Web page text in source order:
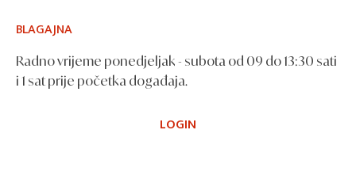
BLAGAJNA
Radno vrijeme ponedjeljak - subota od 09 do 13:30 sati
i 1 sat prije početka događaja.
LOGIN